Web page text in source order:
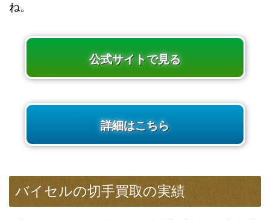
ね。
公式サイトで見る
詳細はこちら
バイセルの切手買取の実績